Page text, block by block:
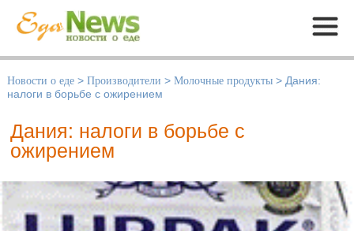
Меню
Новости о еде > Производители > Молочные продукты > Дания:
налоги в борьбе с ожирением
Дания: налоги в борьбе с
ожирением